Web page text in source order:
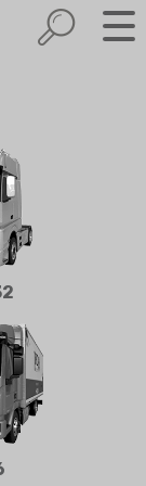
משאיות
השכרת
יצרני משאיות
משאית חדשה
קניית /
חלקי חילוף